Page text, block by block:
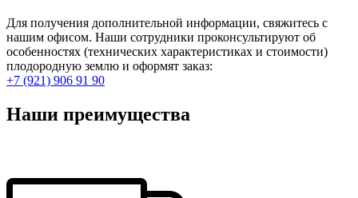
Для получения дополнительной информации, свяжитесь с
нашим офисом. Наши сотрудники проконсультируют об
особенностях (технических характеристиках и стоимости)
плодородную землю и оформят заказ:
+7 (921) 906 91 90
Наши преимущества